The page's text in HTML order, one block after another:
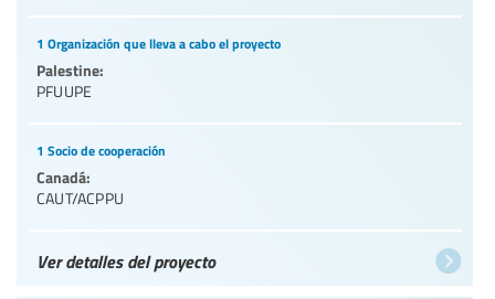
1 Organización que lleva a cabo el proyecto
Palestine:
PFUUPE
1 Socio de cooperación
Canadá:
CAUT/ACPPU
Ver detalles del proyecto